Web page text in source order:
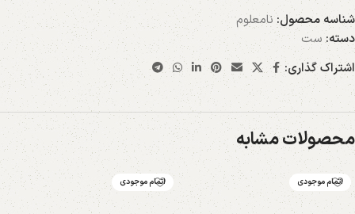
شناسه محصول: نامعلوم
دسته: ست
اشتراک گذاری:
محصولات مشابه
اتمام موجودی اتمام موجودی